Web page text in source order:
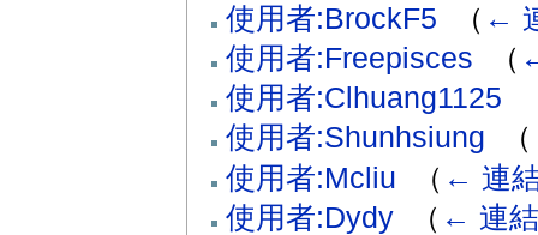
使用者:BrockF5
（ ←
使用者:Freepisces
（
使用者:Clhuang1125
使用者:Shunhsiung
（
使用者:Mcliu
（ ← 連
使用者:Dydy‎ （ ← 連結